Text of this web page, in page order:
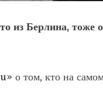
из Берлина, тоже
о том, кто на